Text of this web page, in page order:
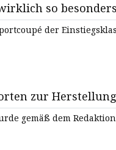
so besonders
der
zur
gemäß dem